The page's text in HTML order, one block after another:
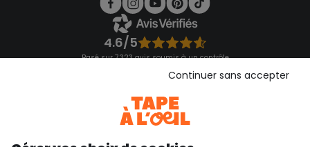
4.6/5
Basé sur 7 323 avis soumis à un contrôle
Consulter les CGUContinuer sans accepter